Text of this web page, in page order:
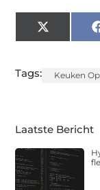
X
(Twitter)
Tags: Keuken
Laatste Bericht